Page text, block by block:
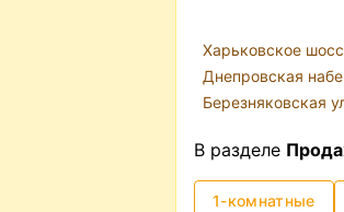
Харьковское
Днепровская
Березняковская
В разделе
1-комнатные